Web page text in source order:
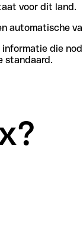
voor dit land.
automatische
die
standaard.